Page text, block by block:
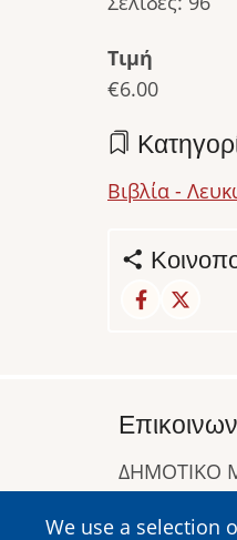
Τιμή
€6.00
Βιβλία -
We use a selection
ΔΗΜΟΤΙΚΟ
Τηλ: